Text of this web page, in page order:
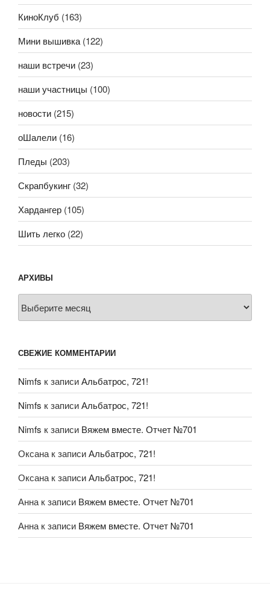
КиноКлуб (163)
Мини вышивка (122)
наши встречи (23)
наши участницы (100)
новости (215)
оШалели (16)
Пледы (203)
Скрапбукинг (32)
Хардангер (105)
Шить легко (22)
АРХИВЫ
СВЕЖИЕ КОММЕНТАРИИ
Nimfs к записиАльбатрос, 721!
Nimfs к записиАльбатрос, 721!
Nimfs к записи Вяжем вместе. Отчет №701
Оксана к записиАльбатрос, 721!
Оксана к записиАльбатрос, 721!
Анна к записи Вяжем вместе. Отчет №701
Анна к записи Вяжем вместе. Отчет №701